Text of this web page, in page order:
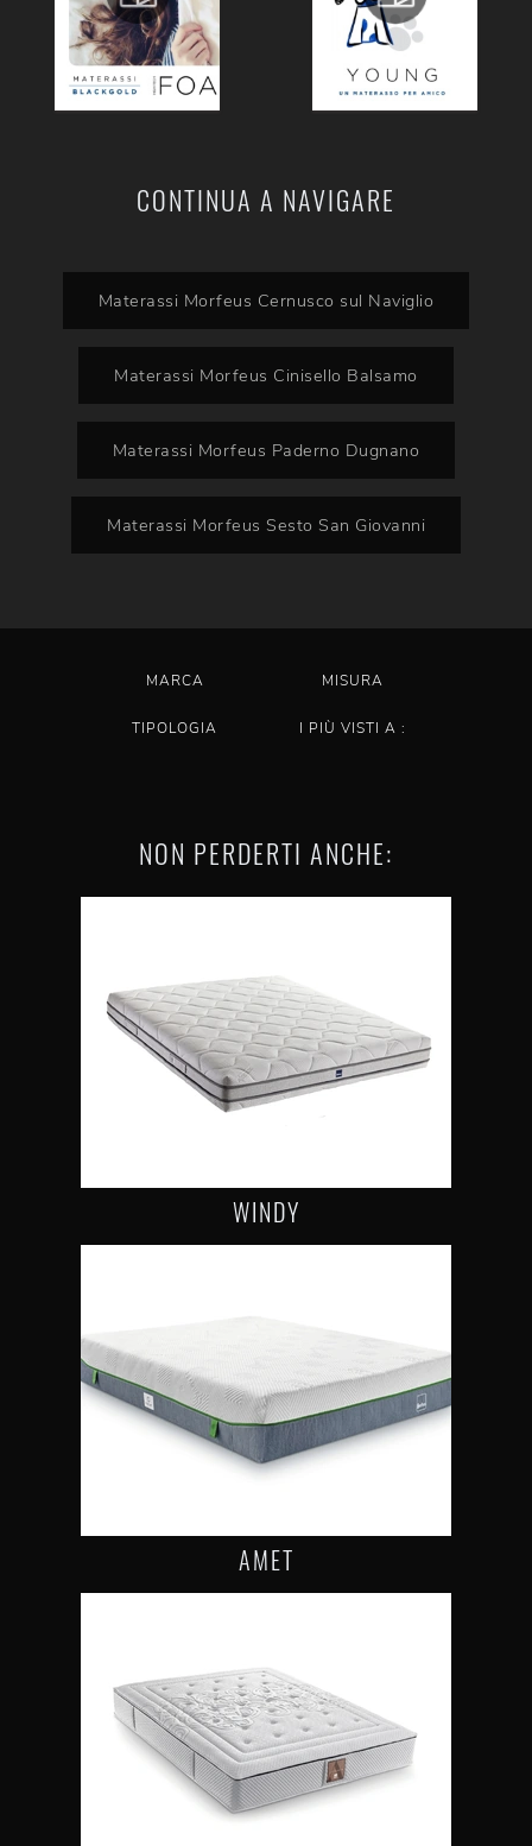
CONTINUA A NAVIGARE
Materassi Morfeus Cernusco sul Naviglio
Materassi Morfeus Cinisello Balsamo
Materassi Morfeus Paderno Dugnano
Materassi Morfeus Sesto San Giovanni
MARCA MISURA
TIPOLOGIA I PIÙ VISTI A :
NON PERDERTI ANCHE:
WINDY
AMET